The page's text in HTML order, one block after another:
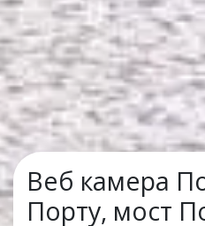
Веб камера
Порту, мост